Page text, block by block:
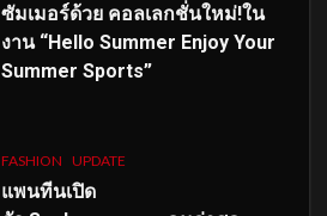
ซัมเมอร์ด้วย คอลเลกชั่นใหม่!ใน
งาน “Hello Summer Enjoy Your
Summer Sports”
FASHION UPDATE
แพนทีนเปิด